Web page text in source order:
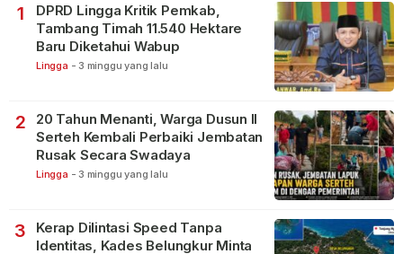
1
DPRD Lingga Kritik Pemkab,
Tambang Timah 11.540 Hektare
Baru Diketahui Wabup
Lingga - 3 minggu yang lalu
2
20 Tahun Menanti, Warga Dusun II
Serteh Kembali Perbaiki Jembatan
Rusak Secara Swadaya
Lingga - 3 minggu yang lalu
3
Kerap Dilintasi Speed Tanpa
Identitas, Kades Belungkur Minta